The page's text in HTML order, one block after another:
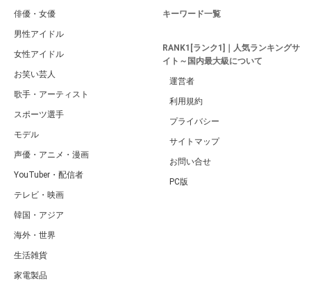
俳優・女優
男性アイドル
女性アイドル
お笑い芸人
歌手・アーティスト
スポーツ選手
モデル
声優・アニメ・漫画
YouTuber・配信者
テレビ・映画
韓国・アジア
海外・世界
生活雑貨
家電製品
キーワード一覧
RANK1[ランク1]｜人気ランキングサ
イト～国内最大級について
運営者
利用規約
プライバシー
サイトマップ
お問い合せ
PC版